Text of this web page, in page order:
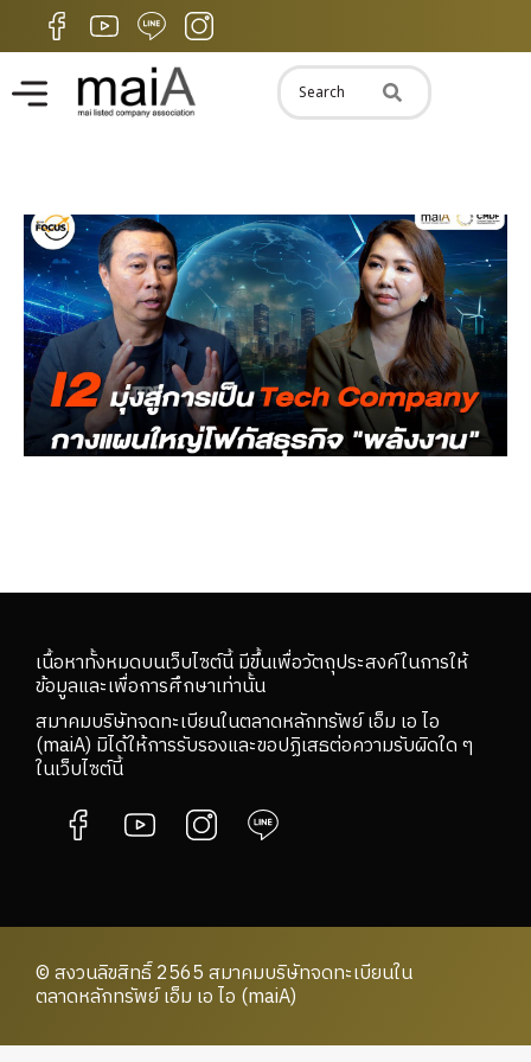
เนื้อหาทั้งหมดบนเว็บไซต์นี้ มีขึ้นเพื่อวัตถุประสงค์ในการให้
ข้อมูลและเพื่อการศึกษาเท่านั้น
สมาคมบริษัทจดทะเบียนในตลาดหลักทรัพย์ เอ็ม เอ ไอ
(maiA) มิได้ให้การรับรองและขอปฏิเสธต่อความรับผิดใด ๆ
ในเว็บไซต์นี้
© สงวนลิขสิทธิ์ 2565 สมาคมบริษัทจดทะเบียนใน
ตลาดหลักทรัพย์ เอ็ม เอ ไอ (maiA)